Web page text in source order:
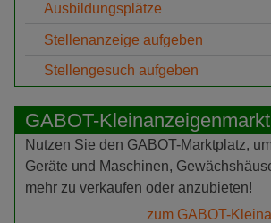
Ausbildungsplätze
Stellenanzeige aufgeben
Stellengesuch aufgeben
GABOT-Kleinanzeigenmarkt
Nutzen Sie den GABOT-Marktplatz,
Geräte und Maschinen,
mehr zu verkaufen oder anzubieten!
zum GABOT-